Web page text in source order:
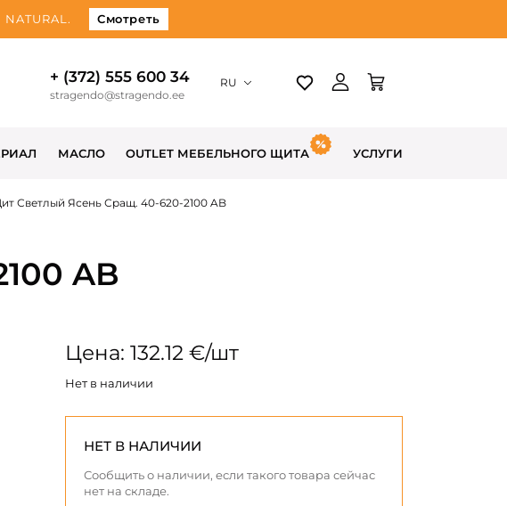
Смотреть
+ (372) 555 600 34
stragendo@stragendo.ee
RU
МАСЛО OUTLET МЕБЕЛЬНОГО ЩИТА УСЛУГИ
Светлый Ясень Сращ. 40-620-2100 AB
AB
Цена: 132.12 €/шт
Нет в наличии
НЕТ В НАЛИЧИИ
Сообщить о наличии, если такого товара сейчас
нет на складе.